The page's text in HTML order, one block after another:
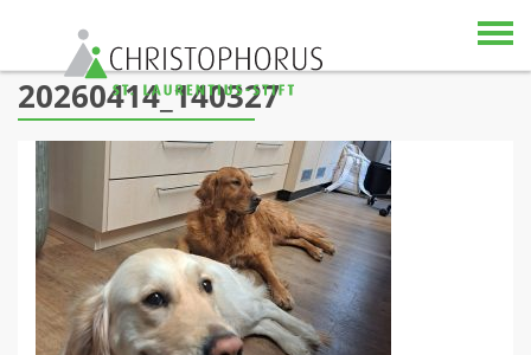
Skip to content
20260414_140327